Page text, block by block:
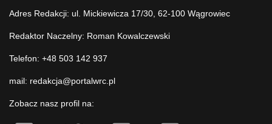
Adres Redakcji: ul. Mickiewicza 17/30, 62-100 Wągrowiec
Redaktor Naczelny: Roman Kowalczewski
Telefon: +48 503 142 937
mail: redakcja@portalwrc.pl
Zobacz nasz profil na: